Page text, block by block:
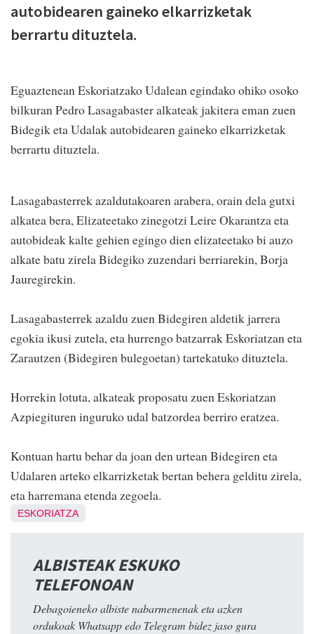
autobidearen gaineko elkarrizketak
berrartu dituztela.
Eguaztenean Eskoriatzako Udalean egindako ohiko osoko
bilkuran Pedro Lasagabaster alkateak jakitera eman zuen
Bidegik eta Udalak autobidearen gaineko elkarrizketak
berrartu dituztela.
Lasagabasterrek azaldutakoaren arabera, orain dela gutxi
alkatea bera, Elizateetako zinegotzi Leire Okarantza eta
autobideak kalte gehien egingo dien elizateetako bi auzo
alkate batu zirela Bidegiko zuzendari berriarekin, Borja
Jauregirekin.
Lasagabasterrek azaldu zuen Bidegiren aldetik jarrera
egokia ikusi zutela, eta hurrengo batzarrak Eskoriatzan eta
Zarautzen (Bidegiren bulegoetan) tartekatuko dituztela.
Horrekin lotuta, alkateak proposatu zuen Eskoriatzan
Azpiegituren inguruko udal batzordea berriro eratzea.
Kontuan hartu behar da joan den urtean Bidegiren eta
Udalaren arteko elkarrizketak bertan behera gelditu zirela,
eta harremana etenda zegoela.
ESKORIATZA
ALBISTEAK ESKUKO
TELEFONOAN
Debagoieneko albiste nabarmenenak eta azken
ordukoak Whatsapp edo Telegram bidez jaso gura